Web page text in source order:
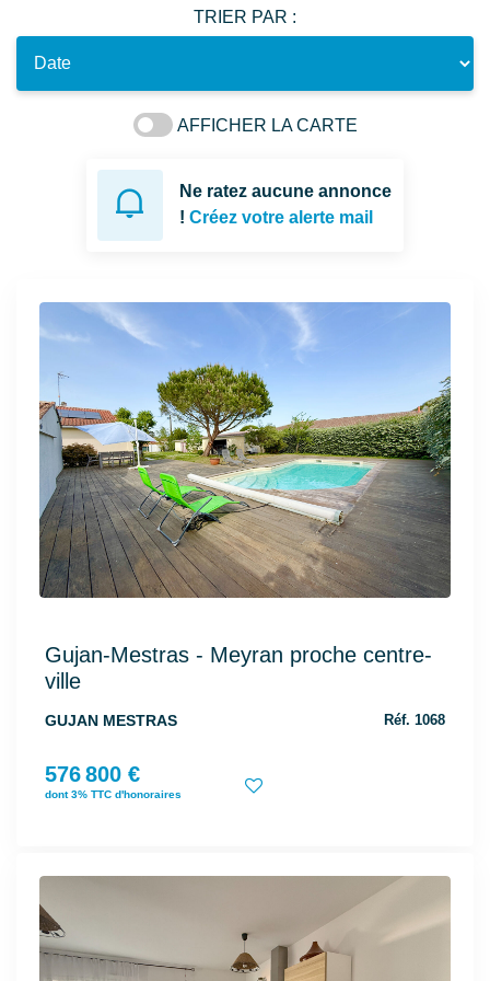
TRIER PAR :
AFFICHER LA CARTE
Ne ratez aucune annonce
! Créez votre alerte mail
Gujan-Mestras - Meyran proche centre-
ville
GUJAN MESTRAS Réf. 1068
576 800 €
dont 3% TTC d'honoraires